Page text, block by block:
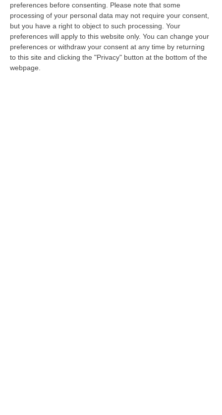
preferences before consenting.
Please note that some
processing of your personal data may not require your consent,
but you have a right to object to such processing. Your
preferences will apply to this website only. You can change your
preferences or withdraw your consent at any time by returning
to this site and clicking the "Privacy" button at the bottom of the
webpage.
In arrivo pompe idrovore da Ferrara.
L’enorme quantità di acqua e fango ha
mandato in tilt quelle già esistenti
Pubblicato il: 17/02/26 – 13:55